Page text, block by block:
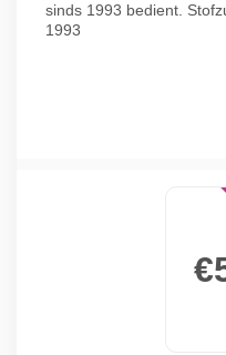
sinds 1993 bedient.
1993